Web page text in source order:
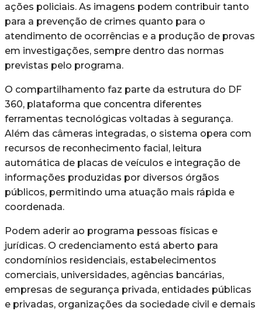
ações policiais. As imagens podem contribuir tanto
para a prevenção de crimes quanto para o
atendimento de ocorrências e a produção de provas
em investigações, sempre dentro das normas
previstas pelo programa.
O compartilhamento faz parte da estrutura do DF
360, plataforma que concentra diferentes
ferramentas tecnológicas voltadas à segurança.
Além das câmeras integradas, o sistema opera com
recursos de reconhecimento facial, leitura
automática de placas de veículos e integração de
informações produzidas por diversos órgãos
públicos, permitindo uma atuação mais rápida e
coordenada.
Podem aderir ao programa pessoas físicas e
jurídicas. O credenciamento está aberto para
condomínios residenciais, estabelecimentos
comerciais, universidades, agências bancárias,
empresas de segurança privada, entidades públicas
e privadas, organizações da sociedade civil e demais